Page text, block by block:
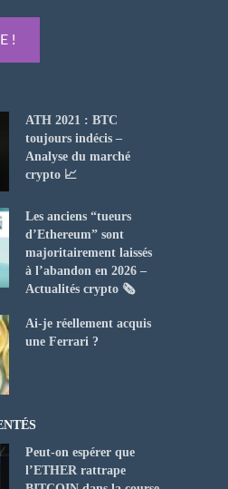
ATH 2021 : BTC
toujours indécis –
Analyse du marché
crypto 📈
Les anciens “tueurs
d’Ethereum” sont
majoritairement laissés
à l’abandon en 2026 –
Actualités crypto 🗞️
Ai-je réellement acquis
une Ferrari ?
Peut-on espérer que
l’ETHER rattrape